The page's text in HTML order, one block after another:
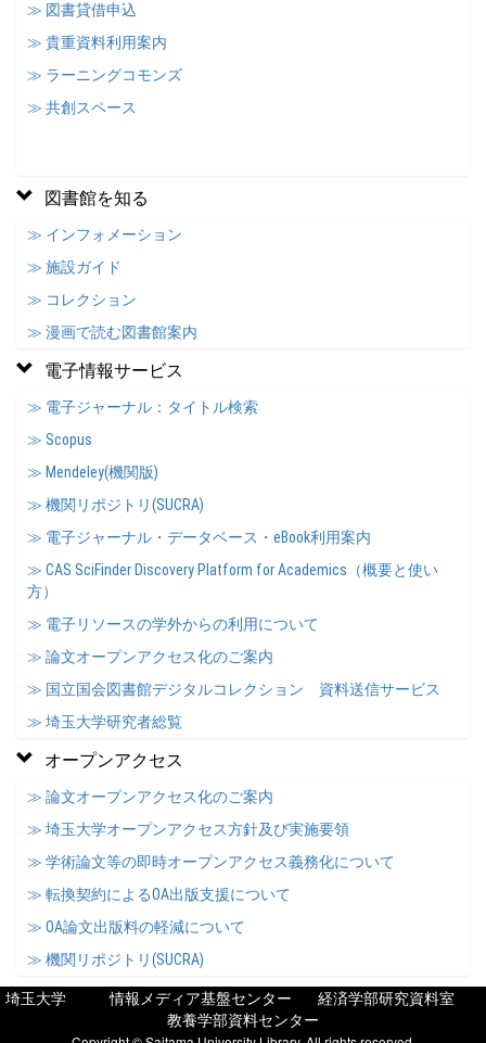
≫ 図書貸借申込
≫ 貴重資料利用案内
≫ ラーニングコモンズ
≫ 共創スペース
図書館を知る
≫ インフォメーション
≫ 施設ガイド
≫ コレクション
≫ 漫画で読む図書館案内
電子情報サービス
≫ 電子ジャーナル：タイトル検索
≫ Scopus
≫ Mendeley(機関版)
≫ 機関リポジトリ(SUCRA)
≫ 電子ジャーナル・データベース・eBook利用案内
≫ CAS SciFinder Discovery Platform for Academics（概要と使い
方）
≫ 電子リソースの学外からの利用について
≫ 論文オープンアクセス化のご案内
≫ 国立国会図書館デジタルコレクション 資料送信サービス
≫ 埼玉大学研究者総覧
オープンアクセス
≫ 論文オープンアクセス化のご案内
≫ 埼玉大学オープンアクセス方針及び実施要領
≫ 学術論文等の即時オープンアクセス義務化について
≫ 転換契約によるOA出版支援について
≫ OA論文出版料の軽減について
≫ 機関リポジトリ(SUCRA)
埼玉大学 情報メディア基盤センター
経済学部研究資料室
教養学部資料センター